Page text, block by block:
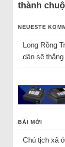
thành
NEUESTE
Long Rồng
dân sẽ thắng
BÀI MỚI
Chủ tịch xã